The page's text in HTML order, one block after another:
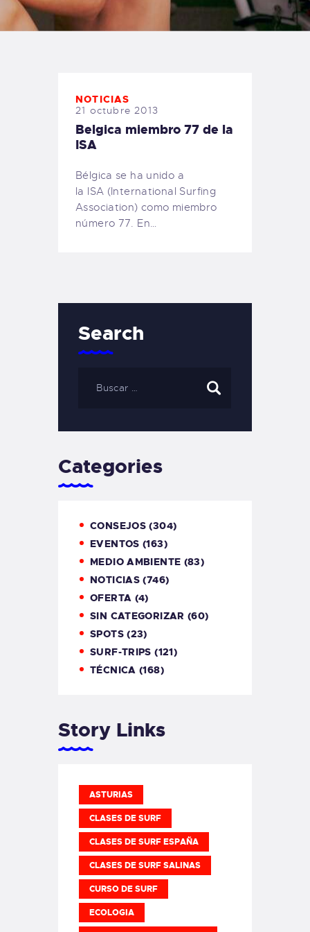
TIENDA FAMILY SURFERS
WEBCAM SALINAS
NOTICIAS
21 octubre 2013
Belgica miembro 77 de la
ISA
Bélgica se ha unido a
la ISA (International Surfing
Association) como miembro
número 77. En…
Search
Categories
CONSEJOS (304)
EVENTOS (163)
MEDIO AMBIENTE (83)
NOTICIAS (746)
OFERTA (4)
SIN CATEGORIZAR (60)
SPOTS(23)
SURF-TRIPS (121)
TÉCNICA (168)
Story Links
ASTURIAS
CLASES DE SURF
CLASES DE SURF ESPAÑA
CLASES DE SURF SALINAS
CURSO DE SURF
ECOLOGIA